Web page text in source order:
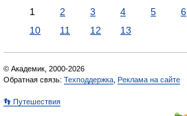
1 2 3 4 5 6
10
11 12 13
© Академик, 2000-2026
Обратная связь: Техподдержка Реклама на сайте
👣 Путешествия